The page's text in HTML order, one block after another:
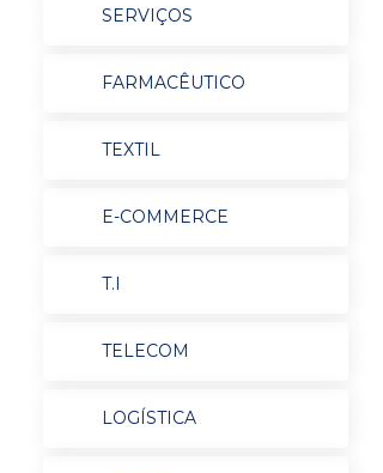
SERVIÇOS
FARMACÊUTICO
TEXTIL
E-COMMERCE
T.I
TELECOM
LOGÍSTICA